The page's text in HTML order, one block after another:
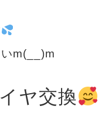
m(__)m
ヤ交換